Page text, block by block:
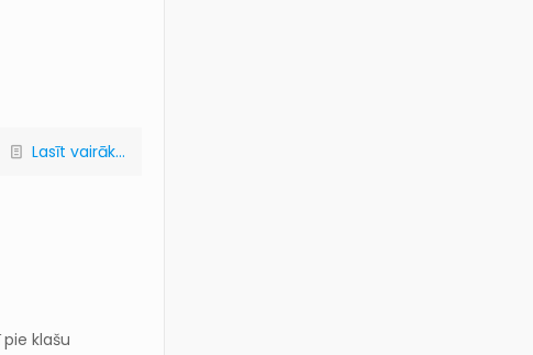
Lasīt vairāk...
klašu